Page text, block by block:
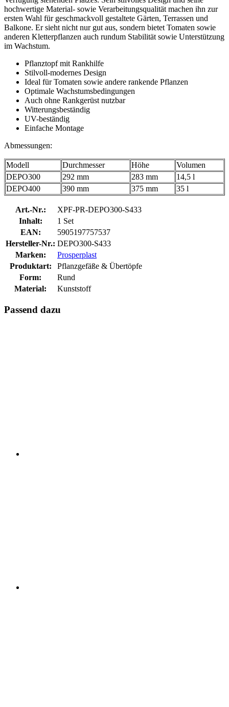
hochwertige Material- sowie Verarbeitungsqualität machen ihn zur
ersten Wahl für geschmackvoll gestaltete Gärten, Terrassen und
Balkone. Er sieht nicht nur gut aus, sondern bietet Tomaten sowie
anderen Kletterpflanzen auch rundum Stabilität sowie Unterstützung
im Wachstum.
Pflanztopf mit Rankhilfe
Stilvoll-modernes Design
Ideal für Tomaten sowie andere rankende Pflanzen
Optimale Wachstumsbedingungen
Auch ohne Rankgerüst nutzbar
Witterungsbeständig
UV-beständig
Einfache Montage
Abmessungen:
Modell Durchmesser Höhe
Volumen
DEPO300
292 mm 283 mm
14,5 l
DEPO400
390 mm 375 mm 35 l
Art.-Nr.:
XPF-PR-DEPO300-S433
Inhalt:
1 Set
EAN:
5905197757537
Hersteller-Nr.: DEPO300-S433
Marken:
Prosperplast
Produktart:
Pflanzgefäße & Übertöpfe
Form:
Rund
Material:
Kunststoff
Passend dazu